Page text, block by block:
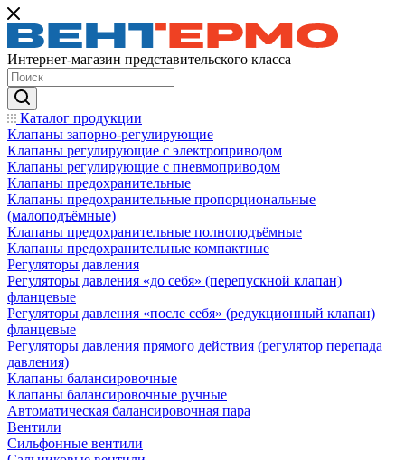
Интернет-магазин представительского класса
Каталог продукции
Клапаны запорно-регулирующие
Клапаны регулирующие с электроприводом
Клапаны регулирующие с пневмоприводом
Клапаны предохранительные
Клапаны предохранительные пропорциональные
(малоподъёмные)
Клапаны предохранительные полноподъёмные
Клапаны предохранительные компактные
Регуляторы давления
Регуляторы давления «до себя» (перепускной клапан)
фланцевые
Регуляторы давления «после себя» (редукционный клапан)
фланцевые
Регуляторы давления прямого действия (регулятор перепада
давления)
Клапаны балансировочные
Клапаны балансировочные ручные
Автоматическая балансировочная пара
Вентили
Сильфонные вентили